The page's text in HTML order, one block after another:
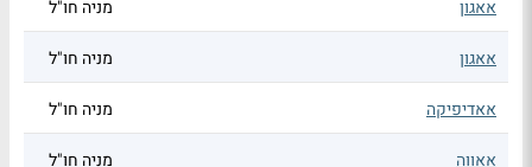
אאגון מניה חו"ל
אאגון מניה חו"ל
אאדיפיקה מניה חו"ל
אאווה מניה חו"ל